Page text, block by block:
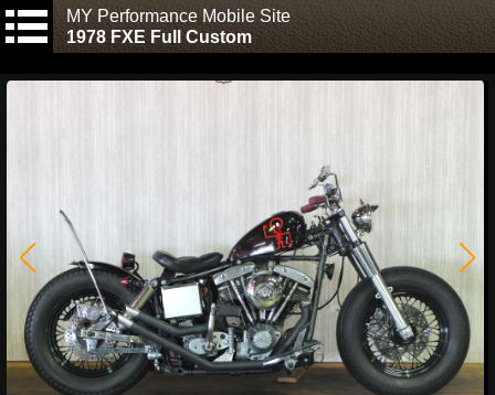
MY Performance Mobile Site
1978 FXE Full Custom